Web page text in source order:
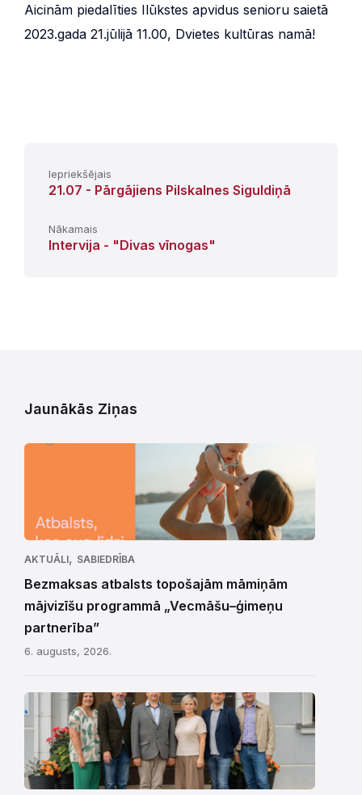
Aicinām piedalīties Ilūkstes apvidus senioru saietā
2023.gada 21.jūlijā 11.00, Dvietes kultūras namā!
Iepriekšējais
21.07 - Pārgājiens Pilskalnes Siguldiņā
Nākamais
Intervija - "Divas vīnogas"
Jaunākās Ziņas
AKTUĀLI, SABIEDRĪBA
Bezmaksas atbalsts topošajām māmiņām
mājvizīšu programmā „Vecmāšu–ģimeņu
partnerība”
6. augusts, 2026.